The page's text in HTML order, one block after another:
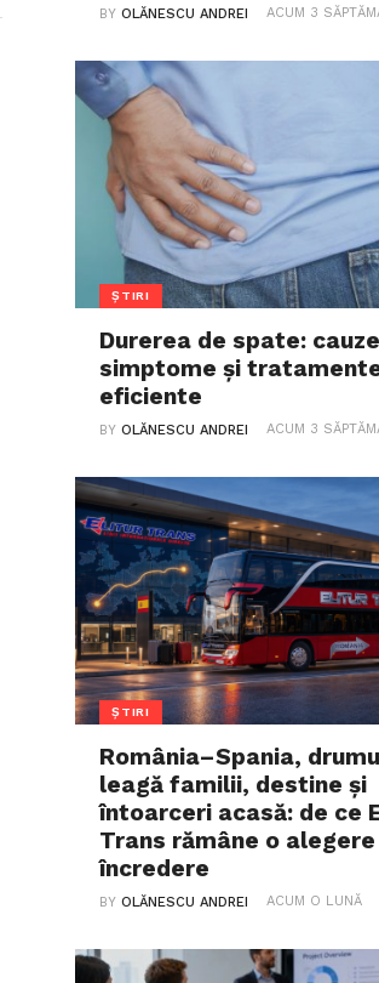
BYOLĂNESCU ANDREI ACUM 3
ȘTIRI
Durerea de spate:
simptome și
eficiente
BYOLĂNESCU ANDREI ACUM 3
ȘTIRI
România–Spania,
leagă familii, destine și
întoarceri acasă: de ce
Trans rămâne o alegere
încredere
BYOLĂNESCU ANDREI ACUM O LUNĂ